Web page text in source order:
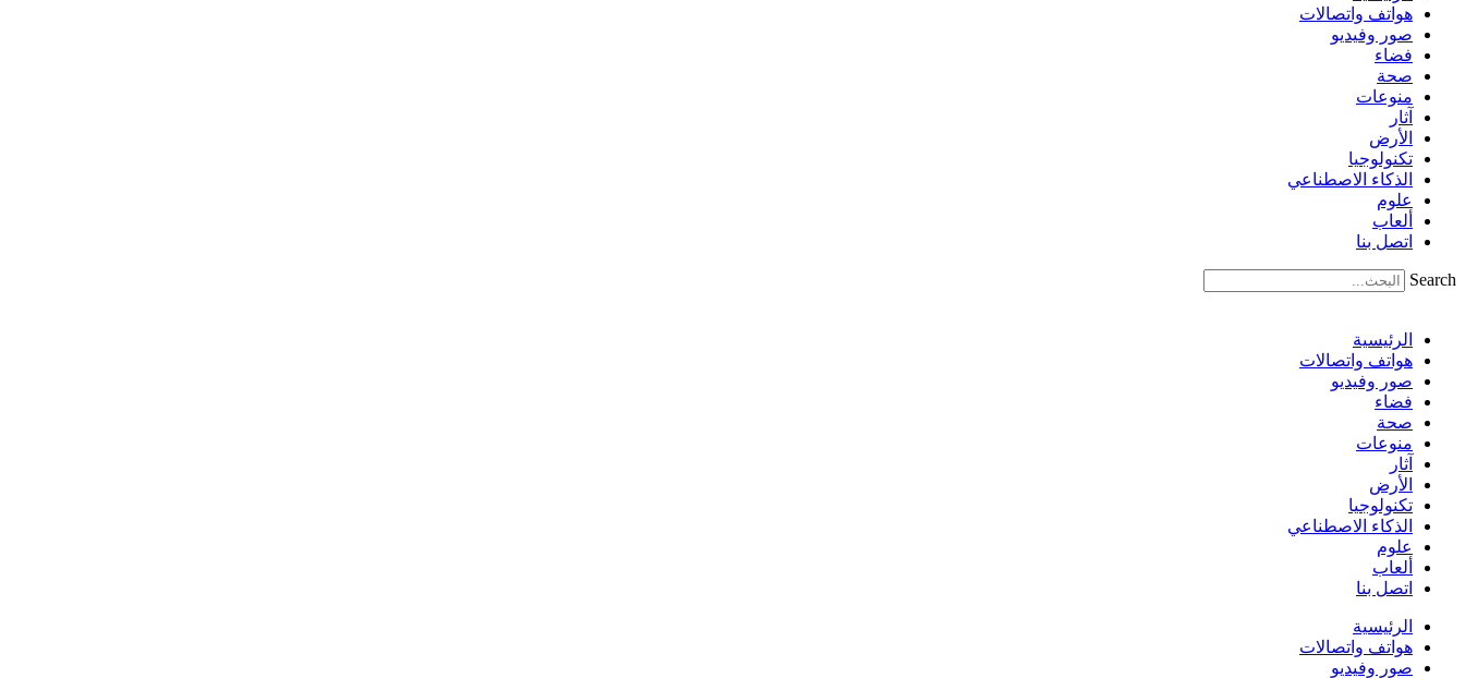
هواتف واتصالات
صور وفيديو
فضاء
صحة
منوعات
آثار
الأرض
تكنولوجيا
الذكاء الاصطناعي
علوم
ألعاب
اتصل بنا
Search
الرئيسية
هواتف واتصالات
صور وفيديو
فضاء
صحة
منوعات
آثار
الأرض
تكنولوجيا
الذكاء الاصطناعي
علوم
ألعاب
اتصل بنا
الرئيسية
هواتف واتصالات
صور وفيديو